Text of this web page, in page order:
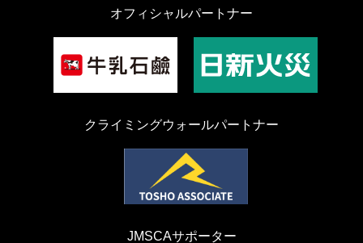
オフィシャルパートナー
クライミングウォールパートナー
JMSCAサポーター